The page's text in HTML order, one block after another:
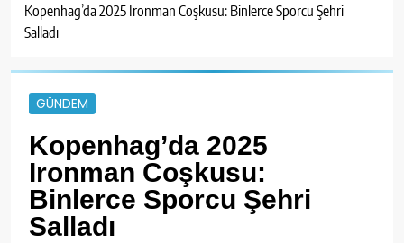
Kopenhag’da 2025 Ironman Coşkusu: Binlerce Sporcu Şehri
Salladı
GÜNDEM
Kopenhag’da 2025
Ironman Coşkusu:
Binlerce Sporcu Şehri
Salladı